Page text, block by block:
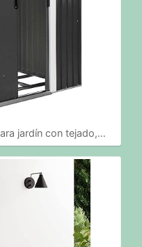
jardín con tejado,…